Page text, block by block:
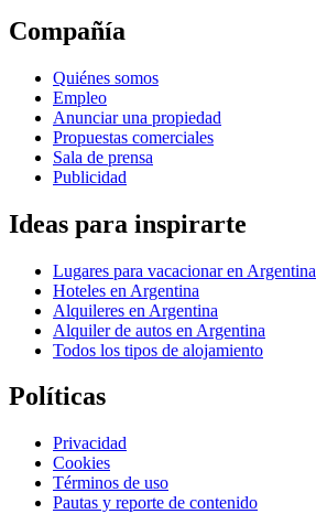
Compañía
Quiénes somos
Empleo
Anunciar una propiedad
Propuestas comerciales
Sala de prensa
Publicidad
Ideas para inspirarte
Lugares para vacacionar en Argentina
Hoteles en Argentina
Alquileres en Argentina
Alquiler de autos en Argentina
Todos los tipos de alojamiento
Políticas
Privacidad
Cookies
Términos de uso
Pautas y reporte de contenido